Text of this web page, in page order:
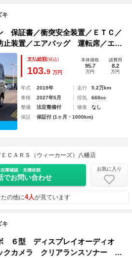
キ
保証書／衝突安全装置／ＥＴＣ／
止装置／エアバッグ 運転席／エア
ンドウ／キーレスエントリー／パ
アルエアコン／取扱説明書／ＣＤ
支払総額(税込)
103.9 万円
本体価格
95.7
万円
諸費用
8.2
万円
年式 2019年 走行
5.2万km
車検
2027年5月 排気
660cc
整備
法定整備付 修復
なし
保証
保証付 (1ヶ月・1000km)
ＥＣＡＲＳ（ウィーカーズ）八幡店
在庫確認・見積依頼
でお問い合わせ
お気に入り
の他に4人が見ています
キ
６型 ディスプレイオーディオ
クカメラ クリアランスソナー 衝